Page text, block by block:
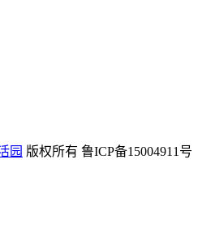
园 版权所有 鲁ICP备15004911号